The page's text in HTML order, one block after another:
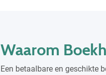
Waarom
Een betaalbare en geschikte